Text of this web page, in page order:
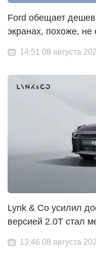
Ford обещает
экранах, похоже, не
14:51 08 августа
Lynk & Co усилил
версией 2.0T стал
13:46 08 августа